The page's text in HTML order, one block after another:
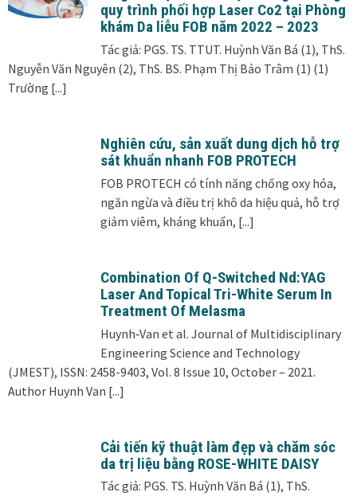
quy trình phối hợp Laser Co2 tại Phòng
khám Da liễu FOB năm 2022 – 2023
Tác giả: PGS. TS. TTUT. Huỳnh Văn Bá (1), ThS.
Nguyễn Văn Nguyên (2), ThS. BS. Phạm Thị Bảo Trâm (1) (1)
Trường [...]
Nghiên cứu, sản xuất dung dịch hỗ trợ
sát khuẩn nhanh FOB PROTECH
FOB PROTECH có tính năng chống oxy hóa,
ngăn ngừa và điều trị khô da hiệu quả, hỗ trợ
giảm viêm, kháng khuẩn, [...]
Combination Of Q-Switched Nd:YAG
Laser And Topical Tri-White Serum In
Treatment Of Melasma
Huynh‑Van et al. Journal of Multidisciplinary
Engineering Science and Technology
(JMEST), ISSN: 2458-9403, Vol. 8 Issue 10, October – 2021.
Author Huynh Van [...]
Cải tiến kỹ thuật làm đẹp và chăm sóc
da trị liệu bằng ROSE-WHITE DAISY
Tác giả: PGS. TS. Huỳnh Văn Bá (1), ThS.